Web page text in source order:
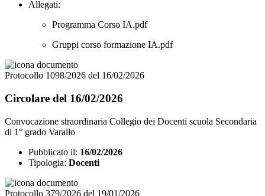
Allegati:
Programma Corso IA.pdf
Gruppi corso formazione IA.pdf
Protocollo 1098/2026 del 16/02/2026
Circolare del 16/02/2026
Convocazione straordinaria Collegio dei Docenti scuola Secondaria
di 1° grado Varallo
Pubblicato il: 16/02/2026
Tipologia: Docenti
Protocollo 379/2026 del 19/01/2026